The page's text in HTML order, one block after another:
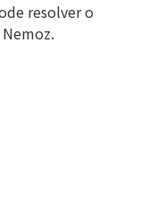
resolver o